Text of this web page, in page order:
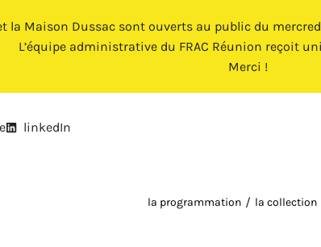
la Maison Dussac sont ouverts au public du
L’équipe administrative du FRAC Réunion reçoit
Merci !
linkedIn
la programmation la collection